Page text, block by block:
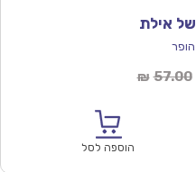
אילת
₪ 57.00
הוספה לסל